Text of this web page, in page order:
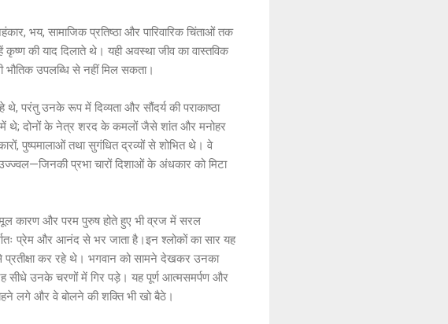
भय, सामाजिक प्रतिष्ठा और पारिवारिक चिंताओं तक
की याद दिलाते थे। यही अवस्था जीव का वास्तविक
उपलब्धि से नहीं मिल सकता।
परंतु उनके रूप में दिव्यता और सौंदर्य की पराकाष्ठा
में थे; दोनों के नेत्र शरद के कमलों जैसे शांत और मनोहर
पुष्पमालाओं तथा सुगंधित द्रव्यों से शोभित थे। वे
प्रभा चारों दिशाओं के अंधकार को मिटा
मूल कारण और परम पुरुष होते हुए भी व्रज में सरल
प्रेम और आनंद से भर जाता है।इन श्लोकों का सार यह
प्रतीक्षा कर रहे थे। भगवान को सामने देखकर उनका
उनके चरणों में गिर पड़े। यह पूर्ण आत्मसमर्पण और
लगे और वे बोलने की शक्ति भी खो बैठे।